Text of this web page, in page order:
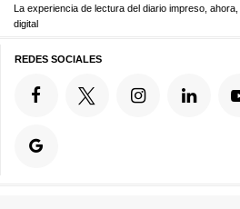
La experiencia de lectura del diario impreso,
digital
REDES SOCIALES